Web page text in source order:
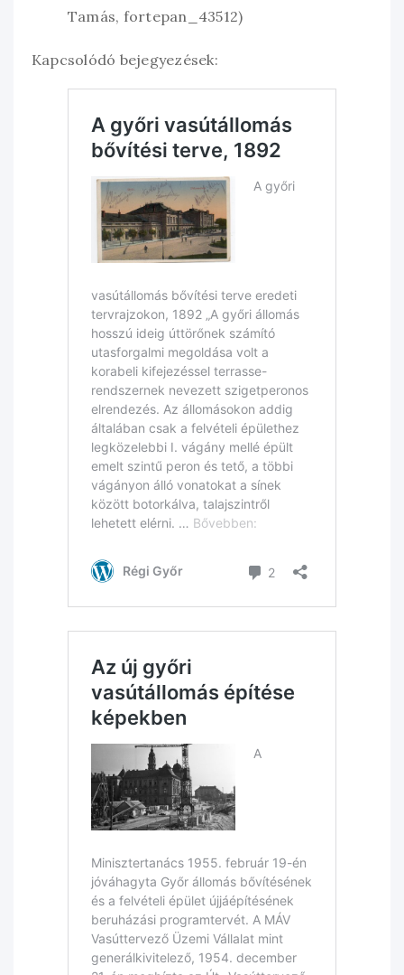
Tamás, fortepan_43512)
Kapcsolódó bejegyezések: